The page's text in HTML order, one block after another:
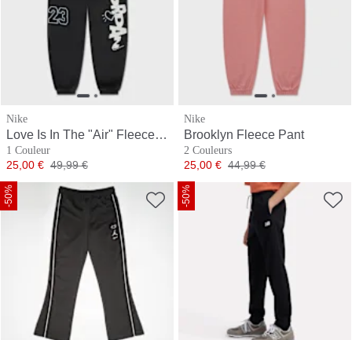
Nike
Love Is In The "Air" Fleece Pant
1 Couleur
Prix
25,00 € Prix original
49,99 €
Nike
Brooklyn Fleece Pant
2 Couleurs
Prix
25,00 € Prix original
44,99 €
-50% -50%